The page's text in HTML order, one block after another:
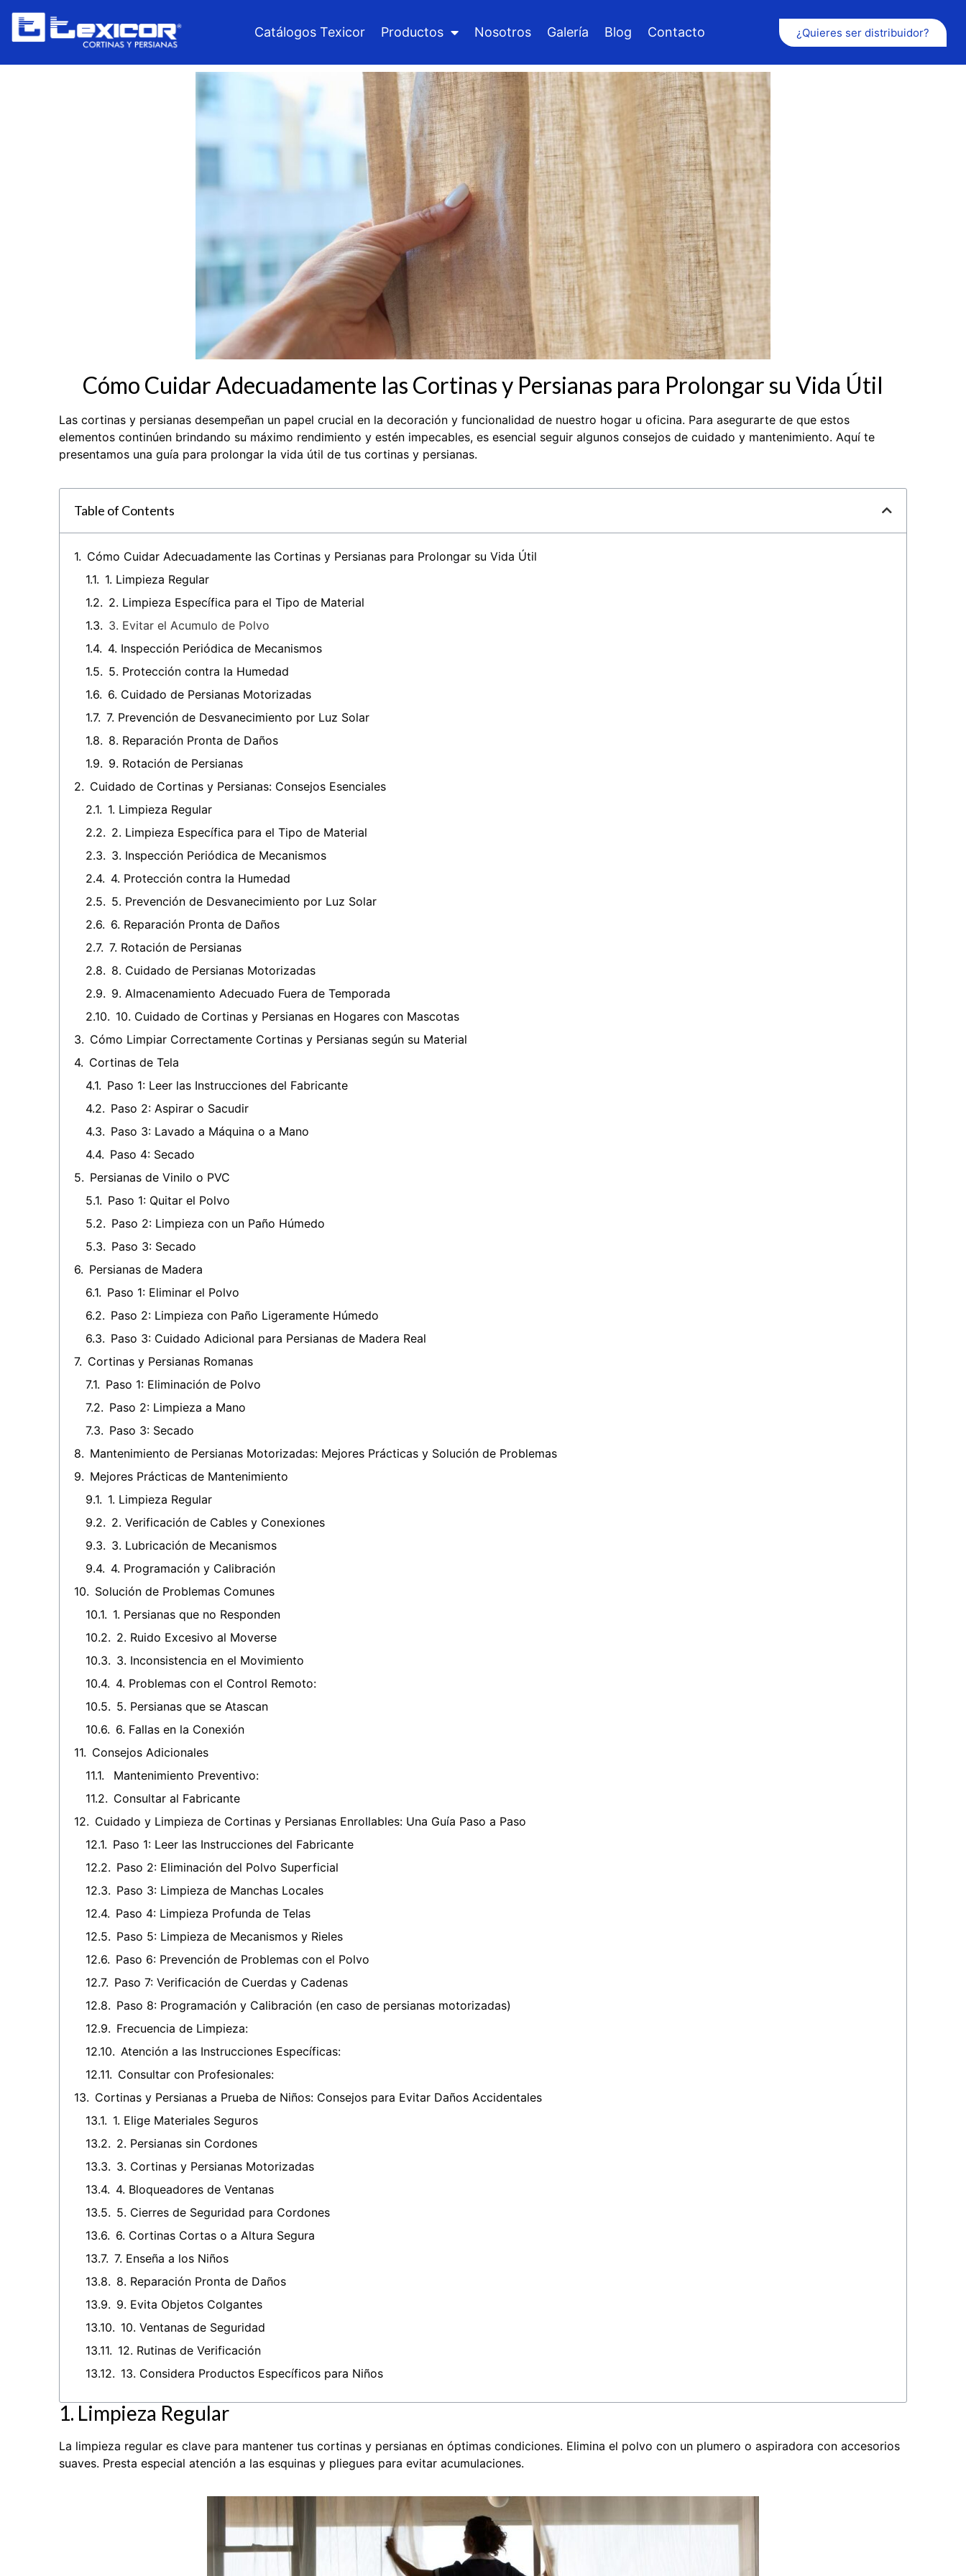
Catálogos Texicor Productos Nosotros Galería Blog Contacto ¿Quieres ser distribuidor?
Cómo Cuidar Adecuadamente las Cortinas y Persianas para Prolongar su Vida Útil
Las cortinas y persianas desempeñan un papel crucial en la decoración y funcionalidad de nuestro hogar u oficina. Para asegurarte de que estos
elementos continúen brindando su máximo rendimiento y estén impecables, es esencial seguir algunos consejos de cuidado y mantenimiento. Aquí te
presentamos una guía para prolongar la vida útil de tus cortinas y persianas.
Table of Contents
Cómo Cuidar Adecuadamente las Cortinas y Persianas para Prolongar su Vida Útil
1. Limpieza Regular
2. Limpieza Específica para el Tipo de Material
3. Evitar el Acumulo de Polvo
4. Inspección Periódica de Mecanismos
5. Protección contra la Humedad
6. Cuidado de Persianas Motorizadas
7. Prevención de Desvanecimiento por Luz Solar
8. Reparación Pronta de Daños
9. Rotación de Persianas
Cuidado de Cortinas y Persianas: Consejos Esenciales
1. Limpieza Regular
2. Limpieza Específica para el Tipo de Material
3. Inspección Periódica de Mecanismos
4. Protección contra la Humedad
5. Prevención de Desvanecimiento por Luz Solar
6. Reparación Pronta de Daños
7. Rotación de Persianas
8. Cuidado de Persianas Motorizadas
9. Almacenamiento Adecuado Fuera de Temporada
10. Cuidado de Cortinas y Persianas en Hogares con Mascotas
Cómo Limpiar Correctamente Cortinas y Persianas según su Material
Cortinas de Tela
Paso 1: Leer las Instrucciones del Fabricante
Paso 2: Aspirar o Sacudir
Paso 3: Lavado a Máquina o a Mano
Paso 4: Secado
Persianas de Vinilo o PVC
Paso 1: Quitar el Polvo
Paso 2: Limpieza con un Paño Húmedo
Paso 3: Secado
Persianas de Madera
Paso 1: Eliminar el Polvo
Paso 2: Limpieza con Paño Ligeramente Húmedo
Paso 3: Cuidado Adicional para Persianas de Madera Real
Cortinas y Persianas Romanas
Paso 1: Eliminación de Polvo
Paso 2: Limpieza a Mano
Paso 3: Secado
Mantenimiento de Persianas Motorizadas: Mejores Prácticas y Solución de Problemas
Mejores Prácticas de Mantenimiento
1. Limpieza Regular
2. Verificación de Cables y Conexiones
3. Lubricación de Mecanismos
4. Programación y Calibración
Solución de Problemas Comunes
1. Persianas que no Responden
2. Ruido Excesivo al Moverse
3. Inconsistencia en el Movimiento
4. Problemas con el Control Remoto:
5. Persianas que se Atascan
6. Fallas en la Conexión
Consejos Adicionales
Mantenimiento Preventivo:
Consultar al Fabricante
Cuidado y Limpieza de Cortinas y Persianas Enrollables: Una Guía Paso a Paso
Paso 1: Leer las Instrucciones del Fabricante
Paso 2: Eliminación del Polvo Superficial
Paso 3: Limpieza de Manchas Locales
Paso 4: Limpieza Profunda de Telas
Paso 5: Limpieza de Mecanismos y Rieles
Paso 6: Prevención de Problemas con el Polvo
Paso 7: Verificación de Cuerdas y Cadenas
Paso 8: Programación y Calibración (en caso de persianas motorizadas)
Frecuencia de Limpieza:
Atención a las Instrucciones Específicas:
Consultar con Profesionales:
Cortinas y Persianas a Prueba de Niños: Consejos para Evitar Daños Accidentales
1. Elige Materiales Seguros
2. Persianas sin Cordones
3. Cortinas y Persianas Motorizadas
4. Bloqueadores de Ventanas
5. Cierres de Seguridad para Cordones
6. Cortinas Cortas o a Altura Segura
7. Enseña a los Niños
8. Reparación Pronta de Daños
9. Evita Objetos Colgantes
10. Ventanas de Seguridad
12. Rutinas de Verificación
13. Considera Productos Específicos para Niños
1. Limpieza Regular
La limpieza regular es clave para mantener tus cortinas y persianas en óptimas condiciones. Elimina el polvo con un plumero o aspiradora con accesorios
suaves. Presta especial atención a las esquinas y pliegues para evitar acumulaciones.